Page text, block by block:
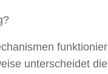
unterscheidet